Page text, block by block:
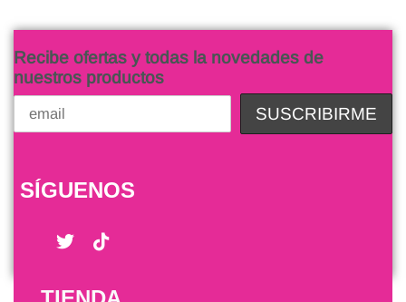
Recibe ofertas y todas la novedades de
nuestros productos
SÍGUENOS